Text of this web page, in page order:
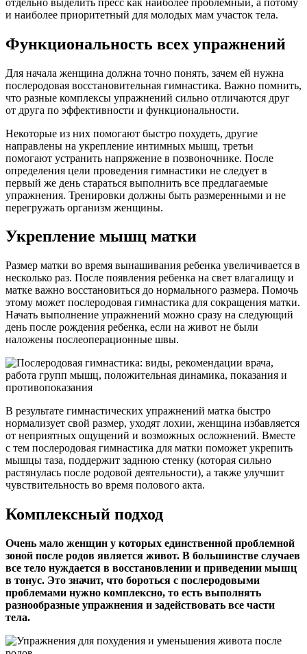
и наиболее приоритетный для молодых мам участок тела.
Функциональность всех упражнений
Для начала женщина должна точно понять, зачем ей нужна
послеродовая восстановительная гимнастика. Важно помнить,
что разные комплексы упражнений сильно отличаются друг
от друга по эффективности и функциональности.
Некоторые из них помогают быстро похудеть, другие
направлены на укрепление интимных мышц, третьи
помогают устранить напряжение в позвоночнике. После
определения цели проведения гимнастики не следует в
первый же день стараться выполнить все предлагаемые
упражнения. Тренировки должны быть размеренными и не
перегружать организм женщины.
Укрепление мышц матки
Размер матки во время вынашивания ребенка увеличивается в
несколько раз. После появления ребенка на свет влагалищу и
матке важно восстановиться до нормального размера. Помочь
этому может послеродовая гимнастика для сокращения матки.
Начать выполнение упражнений можно сразу на следующий
день после рождения ребенка, если на живот не были
наложены послеоперационные швы.
В результате гимнастических упражнений матка быстро
нормализует свой размер, уходят лохии, женщина избавляется
от неприятных ощущений и возможных осложнений. Вместе
с тем послеродовая гимнастика для матки поможет укрепить
мышцы таза, поддержит заднюю стенку (которая сильно
растянулась после родовой деятельности), а также улучшит
чувствительность во время полового акта.
Комплексный подход
Очень мало женщин у которых единственной проблемной
зоной после родов является живот. В большинстве случаев
все тело нуждается в восстановлении и приведении мышц
в тонус. Это значит, что бороться с послеродовыми
проблемами нужно комплексно, то есть выполнять
разнообразные упражнения и задействовать все части
тела.